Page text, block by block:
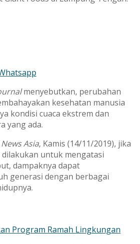
menyebutkan, perubahan
kesehatan manusia
kondisi cuaca ekstrem dan
yang ada.
Asia, Kamis (14/11/2019), jika
untuk mengatasi
dampaknya dapat
generasi dengan berbagai